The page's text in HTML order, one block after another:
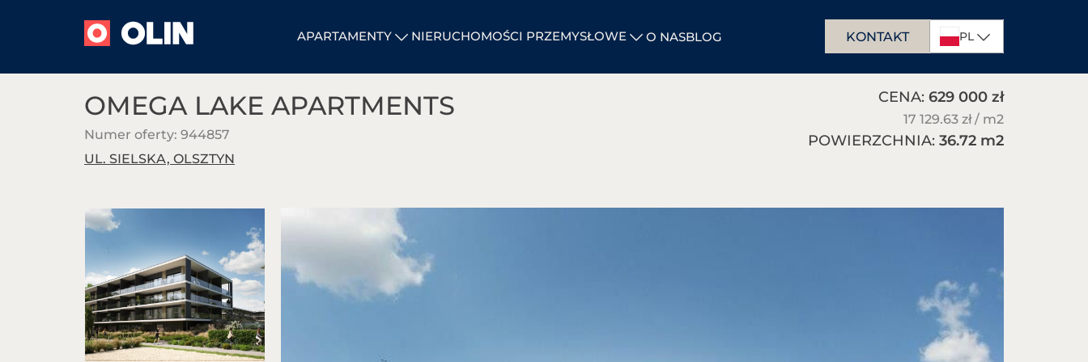
APARTAMENTY
Omega Lake
Apartments
Apartments
NIERUCHOMOŚCI PRZEMYSŁOWE
OLIN Park
Przemysłowy
Wynajem
O NASBLOG KONTAKT PL
EN
OMEGA LAKE APARTMENTS
Numer oferty: 944857
UL. SIELSKA, OLSZTYN
CENA: 629 000 zł
17 129.63 zł / m2
POWIERZCHNIA: 36.72 m2